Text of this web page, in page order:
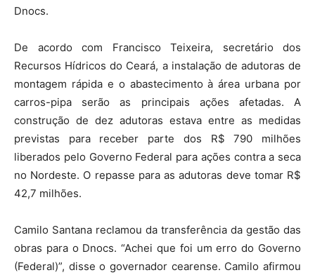
Dnocs.
De acordo com Francisco Teixeira, secretário dos
Recursos Hídricos do Ceará, a instalação de adutoras de
montagem rápida e o abastecimento à área urbana por
carros-pipa serão as principais ações afetadas. A
construção de dez adutoras estava entre as medidas
previstas para receber parte dos R$ 790 milhões
liberados pelo Governo Federal para ações contra a seca
no Nordeste. O repasse para as adutoras deve tomar R$
42,7 milhões.
Camilo Santana reclamou da transferência da gestão das
obras para o Dnocs. “Achei que foi um erro do Governo
(Federal)”, disse o governador cearense. Camilo afirmou